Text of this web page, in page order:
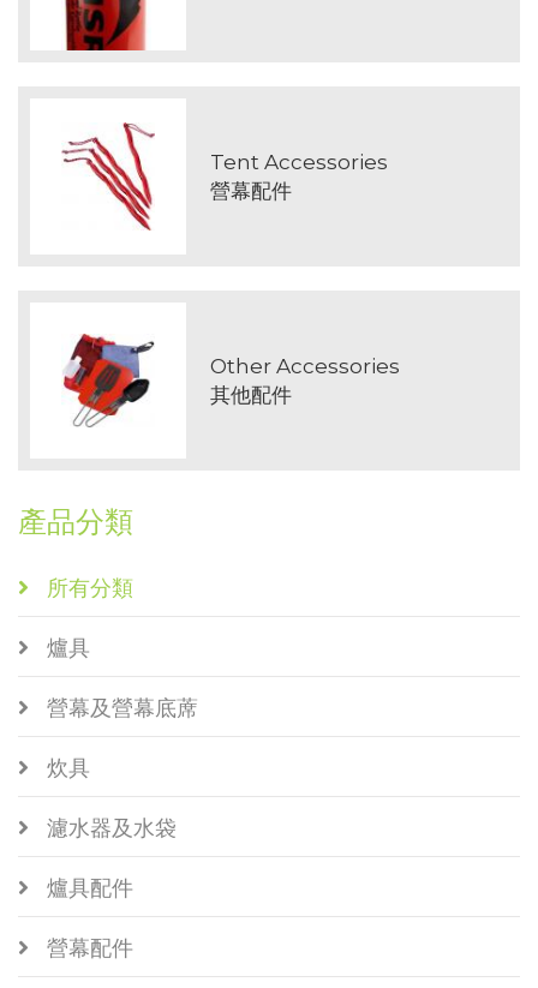
Tent Accessories
營幕配件
Other Accessories
其他配件
產品分類
所有分類
爐具
營幕及營幕底蓆
炊具
濾水器及水袋
爐具配件
營幕配件